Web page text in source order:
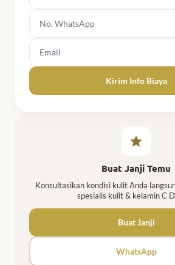
Kirim Info Biaya
Buat Janji Temu
Konsultasikan kondisi kulit Anda
spesialis kulit & kelamin C
Buat Janji
WhatsApp